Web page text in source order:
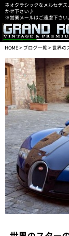
ネオクラシックなメルセデ
かせ下さい♪
※営業メールはご遠慮下さい。
HOME> ブログ一覧> 世界の